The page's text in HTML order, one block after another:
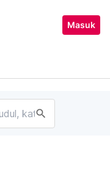
Masuk
search